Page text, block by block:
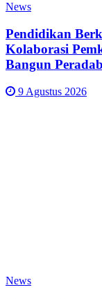
News
Pendidikan
Kolaborasi
Bangun
9 Agustus 2026
News